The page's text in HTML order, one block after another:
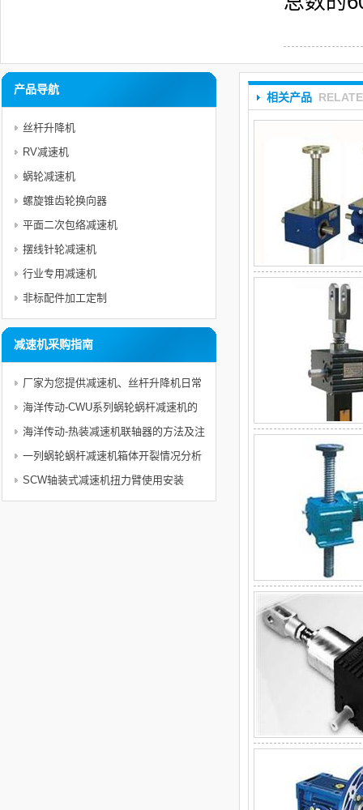
相关产品
产品导航
丝杆升降机
RV减速机
蜗轮减速机
螺旋锥齿轮换向器
平面二次包络减速机
摆线针轮减速机
行业专用减速机
非标配件加工定制
减速机采购指南
厂家为您提供减速机、丝杆升降机日常
使用电机的维护与注意事项及保护措施
海洋传动-CWU系列蜗轮蜗杆减速机的
选型文档
海洋传动-热装减速机联轴器的方法及注
意事项
一列蜗轮蜗杆减速机箱体开裂情况分析
SCW轴装式减速机扭力臂使用安装